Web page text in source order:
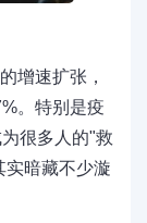
增速扩张，
。特别是疫
很多人的"救
实暗藏不少漩